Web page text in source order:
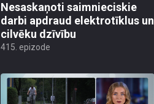
Nesaskaņoti saimnieciskie
darbi apdraud elektrotīklus un
cilvēku dzīvību
415. epizode